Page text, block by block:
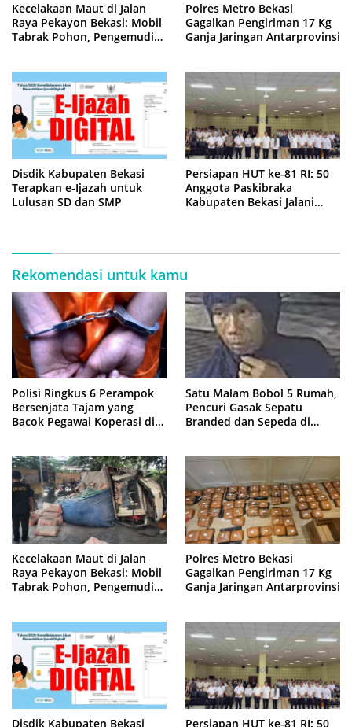
Kecelakaan Maut di Jalan
Raya Pekayon Bekasi: Mobil
Tabrak Pohon, Pengemudi
Polres Metro Bekasi
Gagalkan Pengiriman 17 Kg
Ganja Jaringan Antarprovinsi
Disdik Kabupaten Bekasi
Terapkan e-Ijazah untuk
Lulusan SD dan SMP
Persiapan HUT ke-81 RI: 50
Anggota Paskibraka
Kabupaten Bekasi Jalani
Rekomendasi untuk kamu
Polisi Ringkus 6 Perampok
Bersenjata Tajam yang
Bacok Pegawai Koperasi di
Satu Malam Bobol 5 Rumah,
Pencuri Gasak Sepatu
Branded dan Sepeda di
Kecelakaan Maut di Jalan
Raya Pekayon Bekasi: Mobil
Tabrak Pohon, Pengemudi
Polres Metro Bekasi
Gagalkan Pengiriman 17 Kg
Ganja Jaringan Antarprovinsi
Disdik Kabupaten Bekasi Persiapan HUT ke-81 RI: 50